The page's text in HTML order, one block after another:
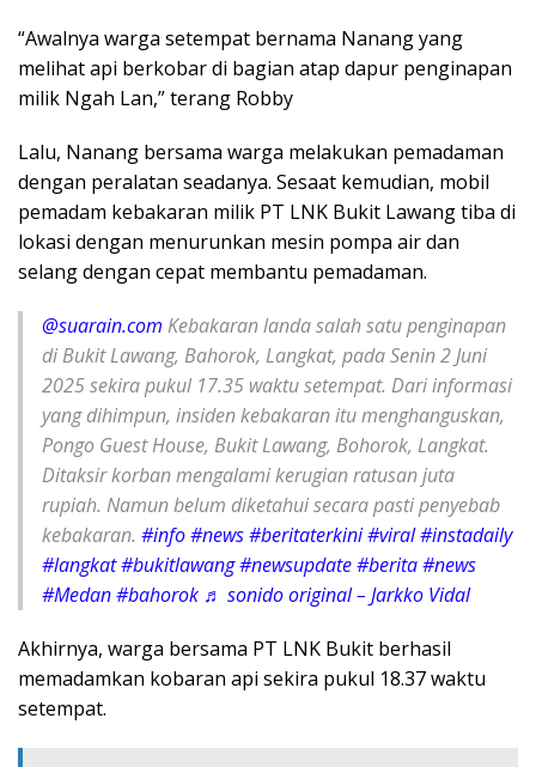
“Awalnya warga setempat bernama Nanang yang
melihat api berkobar di bagian atap dapur penginapan
milik Ngah Lan,” terang Robby
Lalu, Nanang bersama warga melakukan pemadaman
dengan peralatan seadanya. Sesaat kemudian, mobil
pemadam kebakaran milik PT LNK Bukit Lawang tiba di
lokasi dengan menurunkan mesin pompa air dan
selang dengan cepat membantu pemadaman.
@suarain.com Kebakaran landa salah satu penginapan
di Bukit Lawang, Bahorok, Langkat, pada Senin 2 Juni
2025 sekira pukul 17.35 waktu setempat. Dari informasi
yang dihimpun, insiden kebakaran itu menghanguskan,
Pongo Guest House, Bukit Lawang, Bohorok, Langkat.
Ditaksir korban mengalami kerugian ratusan juta
rupiah. Namun belum diketahui secara pasti penyebab
kebakaran. #info#news#beritaterkini#viral#instadaily
#langkat#bukitlawang#newsupdate#berita#news
#Medan#bahorok ♬ sonido original – Jarkko Vidal
Akhirnya, warga bersama PT LNK Bukit berhasil
memadamkan kobaran api sekira pukul 18.37 waktu
setempat.